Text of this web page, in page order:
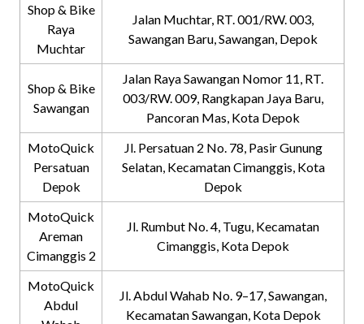
Shop & Bike
Raya
Muchtar
Jalan Muchtar, RT. 001/RW. 003,
Sawangan Baru, Sawangan, Depok
Shop & Bike
Sawangan
Jalan Raya Sawangan Nomor 11, RT.
003/RW. 009, Rangkapan Jaya Baru,
Pancoran Mas, Kota Depok
MotoQuick
Persatuan
Depok
Jl. Persatuan 2 No. 78, Pasir Gunung
Selatan, Kecamatan Cimanggis, Kota
Depok
MotoQuick
Areman
Cimanggis 2
Jl. Rumbut No. 4, Tugu, Kecamatan
Cimanggis, Kota Depok
MotoQuick
Abdul
Jl. Abdul Wahab No. 9–17, Sawangan,
Kecamatan Sawangan, Kota Depok